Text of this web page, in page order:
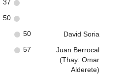
37
50
David Soria
50
Juan Berrocal
(Thay: Omar
Alderete)
57